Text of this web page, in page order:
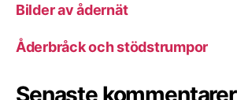
Bilder av ådernät
Åderbråck och stödstrumpor
Senaste kommentarer